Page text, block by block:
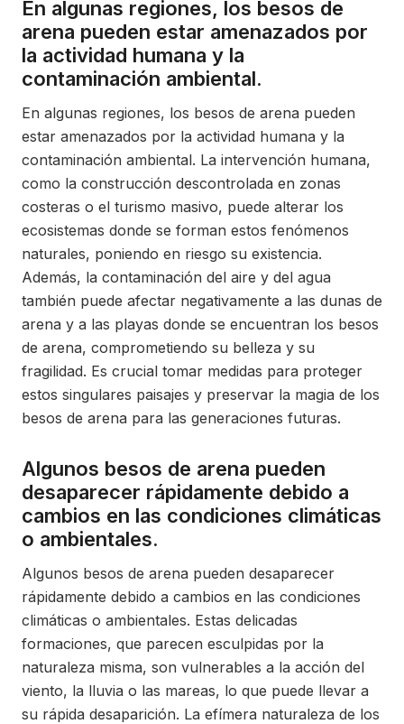
En algunas regiones, los besos de
arena pueden estar amenazados por
la actividad humana y la
contaminación ambiental.
En algunas regiones, los besos de arena pueden
estar amenazados por la actividad humana y la
contaminación ambiental. La intervención humana,
como la construcción descontrolada en zonas
costeras o el turismo masivo, puede alterar los
ecosistemas donde se forman estos fenómenos
naturales, poniendo en riesgo su existencia.
Además, la contaminación del aire y del agua
también puede afectar negativamente a las dunas de
arena y a las playas donde se encuentran los besos
de arena, comprometiendo su belleza y su
fragilidad. Es crucial tomar medidas para proteger
estos singulares paisajes y preservar la magia de los
besos de arena para las generaciones futuras.
Algunos besos de arena pueden
desaparecer rápidamente debido a
cambios en las condiciones climáticas
o ambientales.
Algunos besos de arena pueden desaparecer
rápidamente debido a cambios en las condiciones
climáticas o ambientales. Estas delicadas
formaciones, que parecen esculpidas por la
naturaleza misma, son vulnerables a la acción del
viento, la lluvia o las mareas, lo que puede llevar a
su rápida desaparición. La efímera naturaleza de los